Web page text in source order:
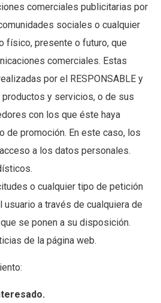
comerciales publicitarias por
sociales o cualquier
físico, presente o futuro, que
comerciales. Estas
por el RESPONSABLE y
y servicios, o de sus
con los que éste haya
de promoción. En este caso, los
a los datos personales.
o cualquier tipo de petición
a través de cualquiera de
se ponen a su disposición.
de la página web.